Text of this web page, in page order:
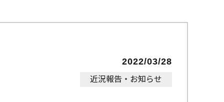
2022/03/28
近況報告・お知らせ